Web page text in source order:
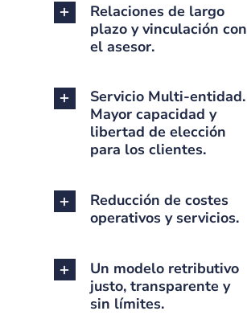
Relaciones de largo
plazo y vinculación con
el asesor.
Servicio Multi-entidad.
Mayor capacidad y
libertad de elección
para los clientes.
Reducción de costes
operativos y servicios.
Un modelo retributivo
justo, transparente y
sin límites.